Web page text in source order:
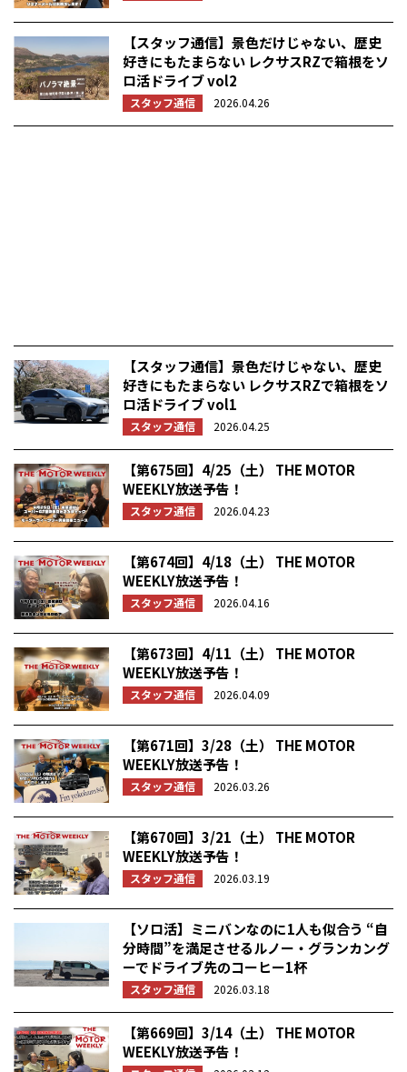
【スタッフ通信】景色だけじゃない、歴史
好きにもたまらない レクサスRZで箱根をソ
ロ活ドライブ vol2
スタッフ通信 2026.04.26
【スタッフ通信】景色だけじゃない、歴史
好きにもたまらない レクサスRZで箱根をソ
ロ活ドライブ vol1
スタッフ通信 2026.04.25
【第675回】4/25（土） THE MOTOR
WEEKLY放送予告！
スタッフ通信 2026.04.23
【第674回】4/18（土） THE MOTOR
WEEKLY放送予告！
スタッフ通信 2026.04.16
【第673回】4/11（土） THE MOTOR
WEEKLY放送予告！
スタッフ通信 2026.04.09
【第671回】3/28（土） THE MOTOR
WEEKLY放送予告！
スタッフ通信 2026.03.26
【第670回】3/21（土） THE MOTOR
WEEKLY放送予告！
スタッフ通信 2026.03.19
【ソロ活】ミニバンなのに1人も似合う “自
分時間”を満足させるルノー・グランカング
ーでドライブ先のコーヒー1杯
スタッフ通信 2026.03.18
【第669回】3/14（土） THE MOTOR
WEEKLY放送予告！